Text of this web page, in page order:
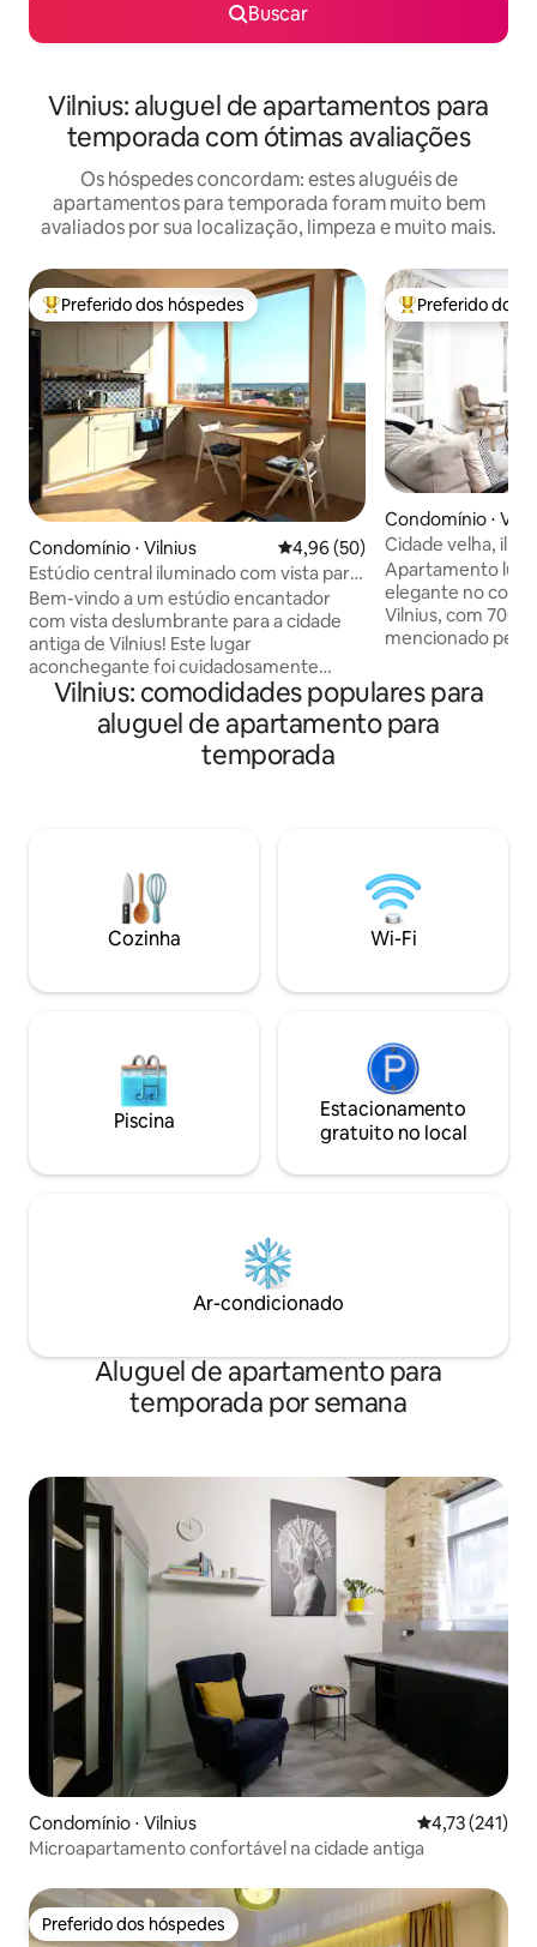
Buscar
Vilnius: aluguel de apartamentos para
temporada com ótimas avaliações
Os hóspedes concordam: estes aluguéis de
apartamentos para temporada foram muito bem
avaliados por sua localização, limpeza e muito mais.
Entre os melhores preferidos dos hóspedes
Preferido dos hóspedes
Condomínio ⋅ Vilnius 4,96 de uma avaliação média
4,96 (50)
Estúdio central iluminado com vista para
a cidade antiga
Bem-vindo a um estúdio encantador
com vista deslumbrante para a cidade
antiga de Vilnius! Este lugar
aconchegante foi cuidadosamente
projetado para garantir que você tenha
tudo o que precisa para uma estadia
verdadeiramente confortável. A
abundância de luz natural que flui
fácil acesso à cidade velha, estação
rodoviária/ferroviária e aeroporto,
tornando-o uma base ideal para suas
aventuras nesta cidade maravilhosa!
Entre os
Preferido dos
Condomínio ⋅
Cidade velha,
varanda, Netflix
Apartamento
elegante no
Vilnius, com 700
mencionado pela
Assim que você
a beleza do
madeira
adorável com a
SER SUA CASA!
Vilnius: comodidades populares para
aluguel de apartamento para
temporada
Cozinha Wi-Fi
Piscina
Estacionamento
gratuito no local
Ar-condicionado
Aluguel de apartamento para
temporada por semana
Condomínio ⋅ Vilnius 4,73 de uma
4,73 (241)
Microapartamento confortável na cidade antiga
Preferido dos hóspedes
Preferido dos hóspedes